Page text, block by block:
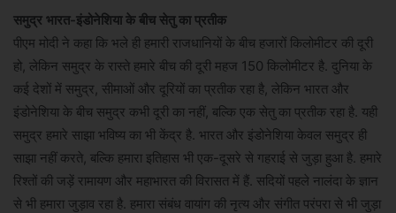
समुद्र भारत-इंडोनेशिया के बीच सेतु का प्रतीक
पीएम मोदी ने कहा कि भले ही हमारी राजधानियों के बीच हजारों किलोमीटर की दूरी
हो, लेकिन समुद्र के रास्ते हमारे बीच की दूरी महज 150 किलोमीटर है. दुनिया के
कई देशों में समुद्र, सीमाओं और दूरियों का प्रतीक रहा है, लेकिन भारत और
इंडोनेशिया के बीच समुद्र कभी दूरी का नहीं, बल्कि एक सेतु का प्रतीक रहा है. यही
समुद्र हमारे साझा भविष्य का भी केंद्र है. भारत और इंडोनेशिया केवल समुद्र ही
साझा नहीं करते, बल्कि हमारा इतिहास भी एक-दूसरे से गहराई से जुड़ा हुआ है. हमारे
रिश्तों की जड़ें रामायण और महाभारत की विरासत में हैं. सदियों पहले नालंदा के ज्ञान
से भी हमारा जुड़ाव रहा है. हमारा संबंध वायांग की नृत्य और संगीत परंपरा से भी जुड़ा